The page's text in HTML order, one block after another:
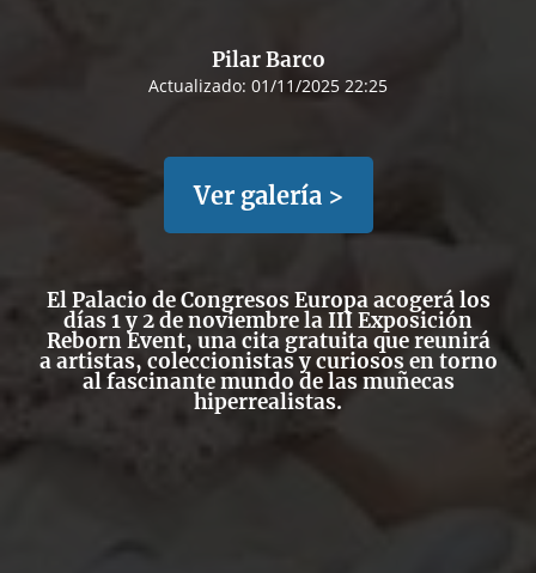
Pilar Barco
Actualizado: 01/11/2025 22:25
Ver galería >
El Palacio de Congresos Europa acogerá los
días 1 y 2 de noviembre la III Exposición
Reborn Event, una cita gratuita que reunirá
a artistas, coleccionistas y curiosos en torno
al fascinante mundo de las muñecas
hiperrealistas.